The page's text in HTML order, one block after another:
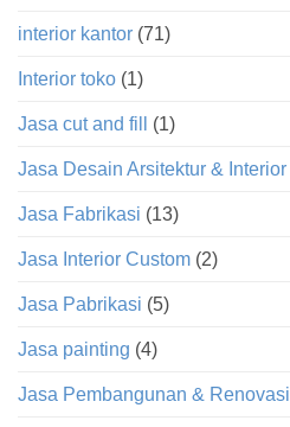
interior kantor (71)
Interior toko (1)
Jasa cut and fill (1)
Jasa Desain Arsitektur & Interior
Jasa Fabrikasi (13)
Jasa Interior Custom (2)
Jasa Pabrikasi (5)
Jasa painting (4)
Jasa Pembangunan & Renovasi